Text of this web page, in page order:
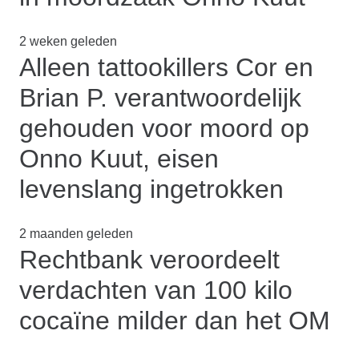
2 weken geleden
Alleen tattookillers Cor en
Brian P. verantwoordelijk
gehouden voor moord op
Onno Kuut, eisen
levenslang ingetrokken
2 maanden geleden
Rechtbank veroordeelt
verdachten van 100 kilo
cocaïne milder dan het OM